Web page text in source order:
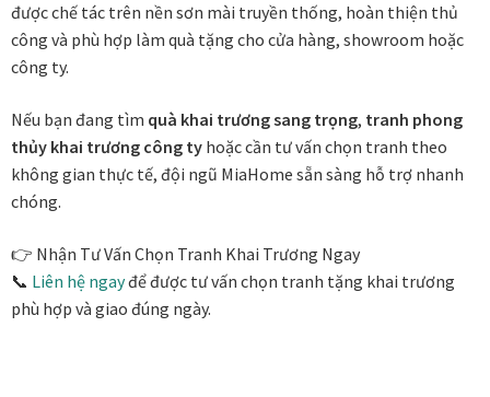
được chế tác trên nền sơn mài truyền thống, hoàn thiện thủ
công và phù hợp làm quà tặng cho cửa hàng, showroom hoặc
công ty.
Nếu bạn đang tìm quà khai trương sang trọng, tranh phong
thủy khai trương công ty hoặc cần tư vấn chọn tranh theo
không gian thực tế, đội ngũ MiaHome sẵn sàng hỗ trợ nhanh
chóng.
👉 Nhận Tư Vấn Chọn Tranh Khai Trương Ngay
📞 Liên hệ ngayđể được tư vấn chọn tranh tặng khai trương
phù hợp và giao đúng ngày.